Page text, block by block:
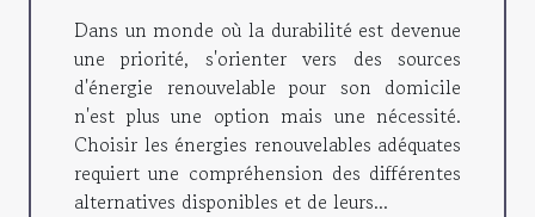
renouvelables pour votre
domicile
Dans un monde où la durabilité est devenue
une priorité, s'orienter vers des sources
d'énergie renouvelable pour son domicile
n'est plus une option mais une nécessité.
Choisir les énergies renouvelables adéquates
requiert une compréhension des différentes
alternatives disponibles et de leurs...